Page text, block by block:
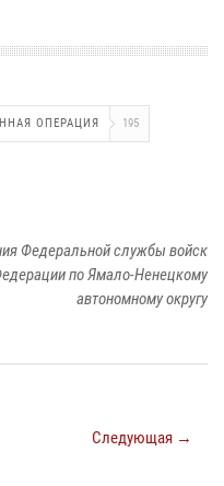
ОПЕРАЦИЯ 195
Федеральной службы войск
по Ямало-Ненецкому
автономному округу
Следующая →